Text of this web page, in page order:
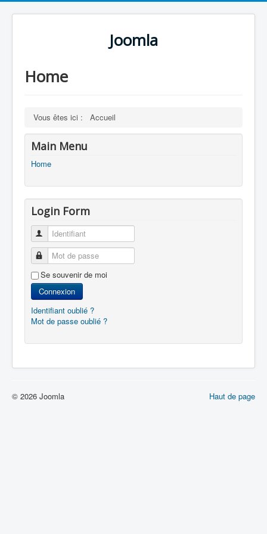
Joomla
Home
Vous êtes ici : Accueil
Main Menu
Home
Login Form
Identifiant
Mot de passe
Se souvenir de moi
Connexion
Identifiant oublié ?
Mot de passe oublié ?
Haut de page
© 2026 Joomla